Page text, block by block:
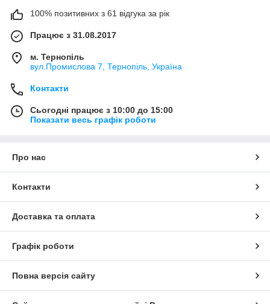
100% позитивних з 61 відгука за рік
Працює з 31.08.2017
м. Тернопіль
вул.Промислова 7, Тернопіль, Україна
Контакти
Сьогодні працює з 10:00 до 15:00
Показати весь графік роботи
Про нас
Контакти
Доставка та оплата
Графік роботи
Повна версія сайту